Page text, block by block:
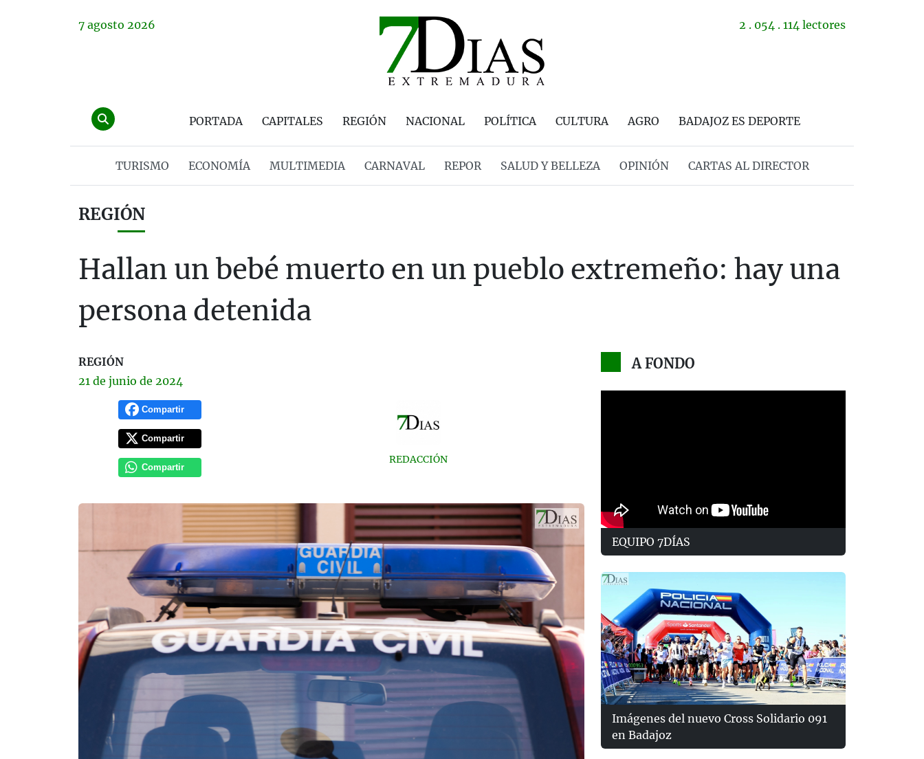
7 agosto 2026 2 . 054 . 114 lectores
PORTADA CAPITALES REGIÓN NACIONAL POLÍTICA CULTURA AGRO BADAJOZ ES DEPORTE
TURISMO ECONOMÍA MULTIMEDIA CARNAVAL REPOR SALUD Y BELLEZA OPINIÓN CARTAS AL DIRECTOR
REGIÓN
Hallan un bebé muerto en un pueblo extremeño: hay una
persona detenida
REGIÓN
21 de junio de 2024
Compartir
Compartir
Compartir
REDACCIÓN
A FONDO
EQUIPO 7DÍAS
Imágenes del nuevo Cross Solidario 091
en Badajoz